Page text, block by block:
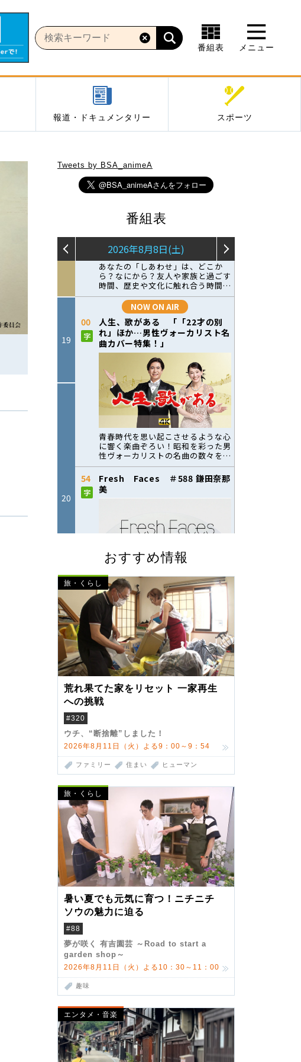
番組表 メニュー
報道・ドキュメンタリー スポーツ
Tweets by BSA_animeA
番組表
おすすめ情報
旅・くらし
荒れ果てた家をリセット 一家再生
への挑戦
#320
ウチ、“断捨離”しました！
2026年8月11日（火）よる9：00～9：54
ファミリー 住まい ヒューマン
旅・くらし
暑い夏でも元気に育つ！ニチニチ
ソウの魅力に迫る
#88
夢が咲く 有吉園芸 ～Road to start a
garden shop～
2026年8月11日（火）よる10：30～11：00
趣味
エンタメ・音楽